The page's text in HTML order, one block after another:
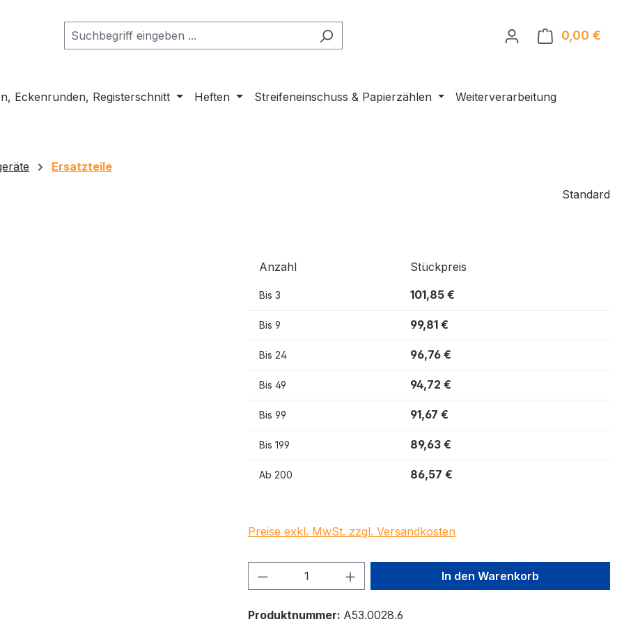
0,00 €
Eckenrunden, Registerschnitt Heften Streifeneinschuss & Papierzählen Weiterverarbeitung
Ersatzteile
Standard
Anzahl Stückpreis
Bis 3 101,85 €
Bis 9 99,81 €
Bis 24 96,76 €
Bis 49 94,72 €
Bis 99 91,67 €
Bis 199 89,63 €
Ab 200 86,57 €
Preise exkl. MwSt. zzgl. Versandkosten
Produkt Anzahl: Gib den gewünschten Wert
In den Warenkorb
Produktnummer: A53.0028.6